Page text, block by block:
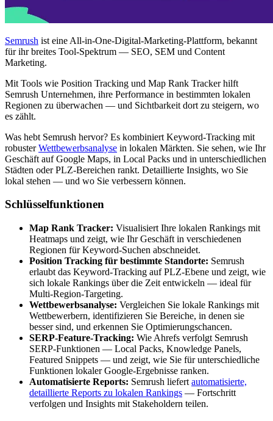
Semrush ist eine All-in-One-Digital-Marketing-Plattform, bekannt
für ihr breites Tool-Spektrum — SEO, SEM und Content
Marketing.
Mit Tools wie Position Tracking und Map Rank Tracker hilft
Semrush Unternehmen, ihre Performance in bestimmten lokalen
Regionen zu überwachen — und Sichtbarkeit dort zu steigern, wo
es zählt.
Was hebt Semrush hervor? Es kombiniert Keyword-Tracking mit
robusterWettbewerbsanalyse in lokalen Märkten. Sie sehen, wie Ihr
Geschäft auf Google Maps, in Local Packs und in unterschiedlichen
Städten oder PLZ-Bereichen rankt. Detaillierte Insights, wo Sie
lokal stehen — und wo Sie verbessern können.
Schlüsselfunktionen
Map Rank Tracker: Visualisiert Ihre lokalen Rankings mit
Heatmaps und zeigt, wie Ihr Geschäft in verschiedenen
Regionen für Keyword-Suchen abschneidet.
Position Tracking für bestimmte Standorte: Semrush
erlaubt das Keyword-Tracking auf PLZ-Ebene und zeigt, wie
sich lokale Rankings über die Zeit entwickeln — ideal für
Multi-Region-Targeting.
Wettbewerbsanalyse: Vergleichen Sie lokale Rankings mit
Wettbewerbern, identifizieren Sie Bereiche, in denen sie
besser sind, und erkennen Sie Optimierungschancen.
SERP-Feature-Tracking: Wie Ahrefs verfolgt Semrush
SERP-Funktionen — Local Packs, Knowledge Panels,
Featured Snippets — und zeigt, wie Sie für unterschiedliche
Funktionen lokaler Google-Ergebnisse ranken.
Automatisierte Reports: Semrush liefert automatisierte,
detaillierte Reports zu lokalen Rankings — Fortschritt
verfolgen und Insights mit Stakeholdern teilen.